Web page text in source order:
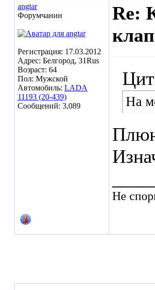
angtar
Форумчанин
Регистрация: 17.03.2012
Адрес: Белгород, 31Rus
Возраст: 64
Пол: Мужской
Автомобиль: LADA
11193 (20-439)
Сообщений: 3,089
Re:
На
Не